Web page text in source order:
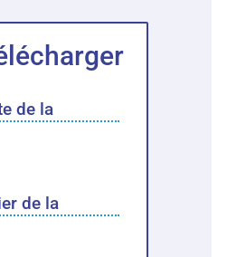
de la
de la